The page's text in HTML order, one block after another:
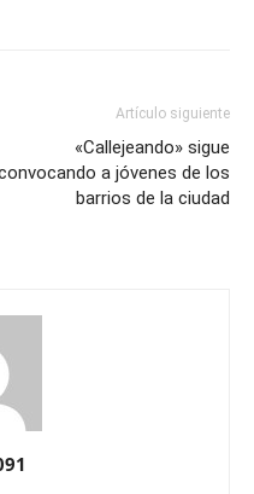
Artículo siguiente
«Callejeando» sigue
a jóvenes de los
barrios de la ciudad